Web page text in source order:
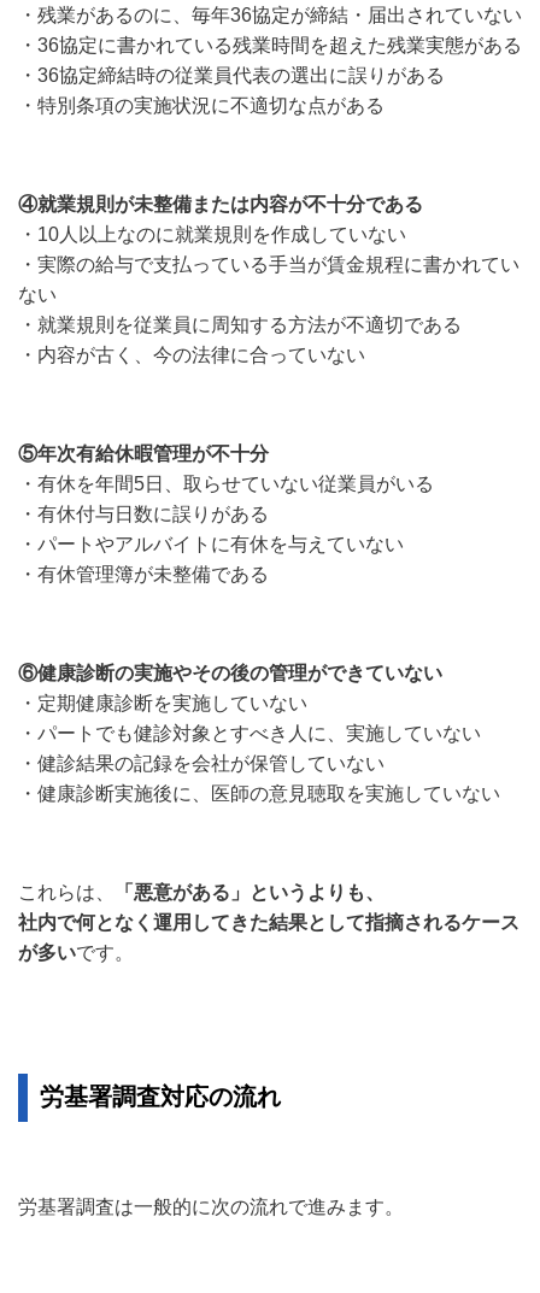
・残業があるのに、毎年36協定が締結・届出されていない
・36協定に書かれている残業時間を超えた残業実態がある
・36協定締結時の従業員代表の選出に誤りがある
・特別条項の実施状況に不適切な点がある
④就業規則が未整備または内容が不十分である
・10人以上なのに就業規則を作成していない
・実際の給与で支払っている手当が賃金規程に書かれてい
ない
・就業規則を従業員に周知する方法が不適切である
・内容が古く、今の法律に合っていない
⑤年次有給休暇管理が不十分
・有休を年間5日、取らせていない従業員がいる
・有休付与日数に誤りがある
・パートやアルバイトに有休を与えていない
・有休管理簿が未整備である
⑥健康診断の実施やその後の管理ができていない
・定期健康診断を実施していない
・パートでも健診対象とすべき人に、実施していない
・健診結果の記録を会社が保管していない
・健康診断実施後に、医師の意見聴取を実施していない
これらは、
「悪意がある」というよりも、
社内で何となく運用してきた結果として指摘されるケース
が多いです。
労基署調査対応の流れ
労基署調査は一般的に次の流れで進みます。